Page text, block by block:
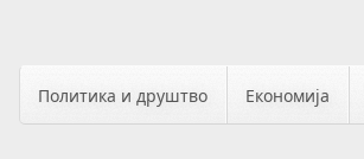
Политика и друштво Економија